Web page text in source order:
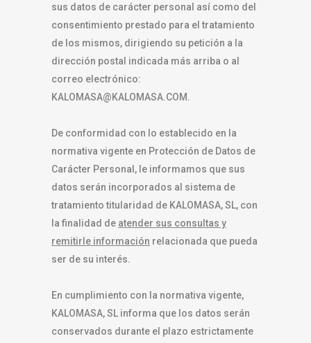
sus datos de carácter personal así como del
consentimiento prestado para el tratamiento
de los mismos, dirigiendo su petición a la
dirección postal indicada más arriba o al
correo electrónico:
KALOMASA@KALOMASA.COM.
De conformidad con lo establecido en la
normativa vigente en Protección de Datos de
Carácter Personal, le informamos que sus
datos serán incorporados al sistema de
tratamiento titularidad de KALOMASA, SL, con
la finalidad de atender sus consultas y
remitirle información relacionada que pueda
ser de su interés.
En cumplimiento con la normativa vigente,
KALOMASA, SL informa que los datos serán
conservados durante el plazo estrictamente